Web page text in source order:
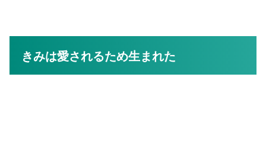
きみは愛されるため生まれた